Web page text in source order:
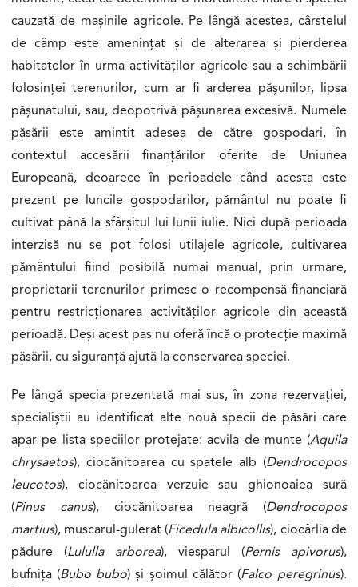
cauzată de mașinile agricole. Pe lângă acestea, cârstelul
de câmp este amenințat și de alterarea și pierderea
habitatelor în urma activităților agricole sau a schimbării
folosinței terenurilor, cum ar fi arderea pășunilor, lipsa
pășunatului, sau, deopotrivă pășunarea excesivă. Numele
păsării este amintit adesea de către gospodari, în
contextul accesării finanțărilor oferite de Uniunea
Europeană, deoarece în perioadele când acesta este
prezent pe luncile gospodarilor, pământul nu poate fi
cultivat până la sfârșitul lui lunii iulie. Nici după perioada
interzisă nu se pot folosi utilajele agricole, cultivarea
pământului fiind posibilă numai manual, prin urmare,
proprietarii terenurilor primesc o recompensă financiară
pentru restricționarea activităților agricole din această
perioadă. Deși acest pas nu oferă încă o protecție maximă
păsării, cu siguranță ajută la conservarea speciei.
Pe lângă specia prezentată mai sus, în zona rezervației,
specialiștii au identificat alte nouă specii de păsări care
apar pe lista speciilor protejate: acvila de munte (Aquila
chrysaetos), ciocănitoarea cu spatele alb (Dendrocopos
leucotos), ciocănitoarea verzuie sau ghionoaiea sură
(Pinus canus), ciocănitoarea neagră (Dendrocopos
martius), muscarul-gulerat (Ficedula albicollis), ciocârlia de
pădure (Lululla arborea), viesparul (Pernis apivorus),
bufnița (Bubo bubo) și șoimul călător (Falco peregrinus).